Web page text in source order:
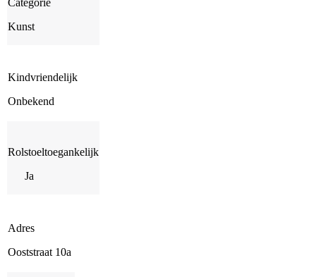
Categorie
Kunst
Kindvriendelijk
Onbekend
Rolstoeltoegankelijk
Ja
Adres
Ooststraat 10a